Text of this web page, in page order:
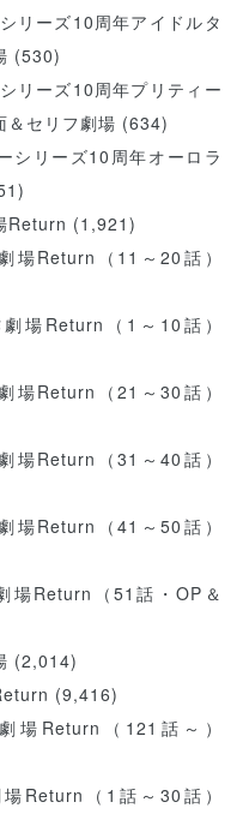
リーズ10周年アイドルタ
(530)
リーズ10周年プリティー
＆セリフ劇場 (634)
シリーズ10周年オーロラ
Return (1,921)
場Return（11～20話）
場Return（1～10話）
場Return（21～30話）
場Return（31～40話）
場Return（41～50話）
場Return（51話・OP＆
(2,014)
(9,416)
Return（121話～）
Return（1話～30話）